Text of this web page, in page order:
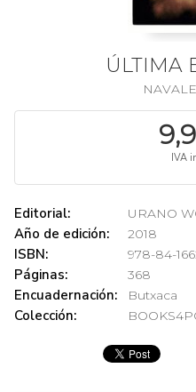
ÚLTIMA
IVA
Editorial: URANO
Año de edición: 2018
ISBN: 978-84-
Páginas: 368
Encuadernación: Butxaca
Colección: